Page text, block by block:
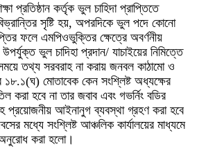
প্রতিষ্ঠান কর্তৃক ভুল চাহিদা প্রাপ্তিতে
সৃষ্টি হয়, অপরদিকে ভুল পদে কোনো
ফলে এমপিওভুক্তির ক্ষেত্রে অবর্ণনীয়
ভুল চাদিহা প্রদান/ যাচাইয়ের নিমিত্তে
তথ্য সরবরাহ না করায় জনবল কাঠামো ও
মোতাবেক কেন সংশ্লিষ্ট অধ্যক্ষের
করা হবে না তার জবাব এবং গভর্নিং বডির
প্রয়োজনীয় আইনানুগ ব্যবস্থা গ্রহণ করা হবে
মধ্যে সংশ্লিষ্ট আঞ্চলিক কার্যালয়ের মাধ্যমে
অনুরোধ করা হলো।